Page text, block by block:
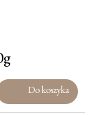
Do koszyka